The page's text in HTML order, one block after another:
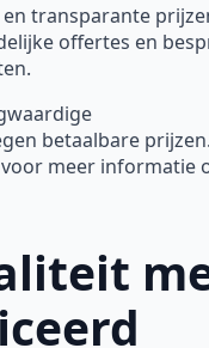
transparante
offertes en
betaalbare
meer informatie